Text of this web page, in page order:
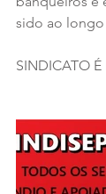
sido ao longo
SINDICATO É